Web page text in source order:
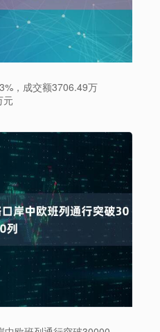
，成交额3706.49万
元